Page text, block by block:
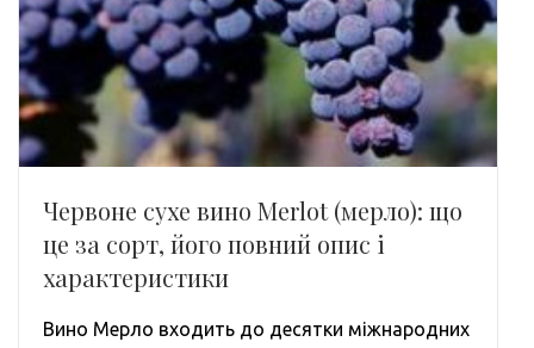
Червоне сухе вино Merlot (мерло): що
це за сорт, його повний опис і
характеристики
Вино Мерло входить до десятки міжнародних